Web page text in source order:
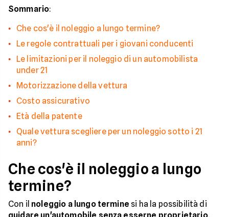
Sommario:
Che cos'è il noleggio a lungo termine?
Le regole contrattuali per i giovani conducenti
Le limitazioni per il noleggio di un automobilista
under 21
Motorizzazione della vettura
Costo assicurativo
Età della patente
Quale vettura scegliere per un noleggio sotto i 21
anni?
Che cos'è il noleggio a lungo
termine?
Con il noleggio a lungo termine si ha la possibilità di